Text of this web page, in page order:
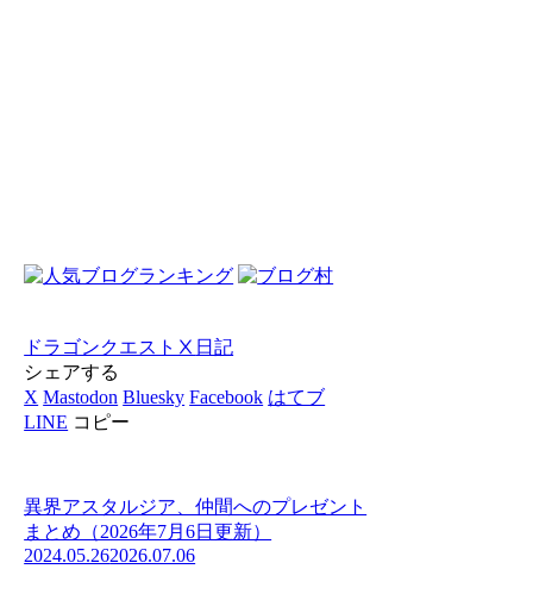
ドラゴンクエストⅩ 日記
シェアする
X Mastodon Bluesky Facebook はてブ
LINE コピー
異界アスタルジア、仲間へのプレゼント
まとめ（2026年7月6日更新）
2024.05.262026.07.06